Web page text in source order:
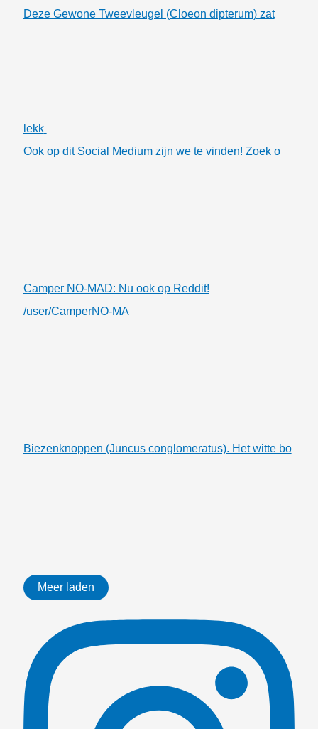
Deze Gewone Tweevleugel (Cloeon dipterum) zat
lekk
Ook op dit Social Medium zijn we te vinden! Zoek o
Camper NO-MAD: Nu ook op Reddit!
/user/CamperNO-MA
Biezenknoppen (Juncus conglomeratus). Het witte bo
Meer laden